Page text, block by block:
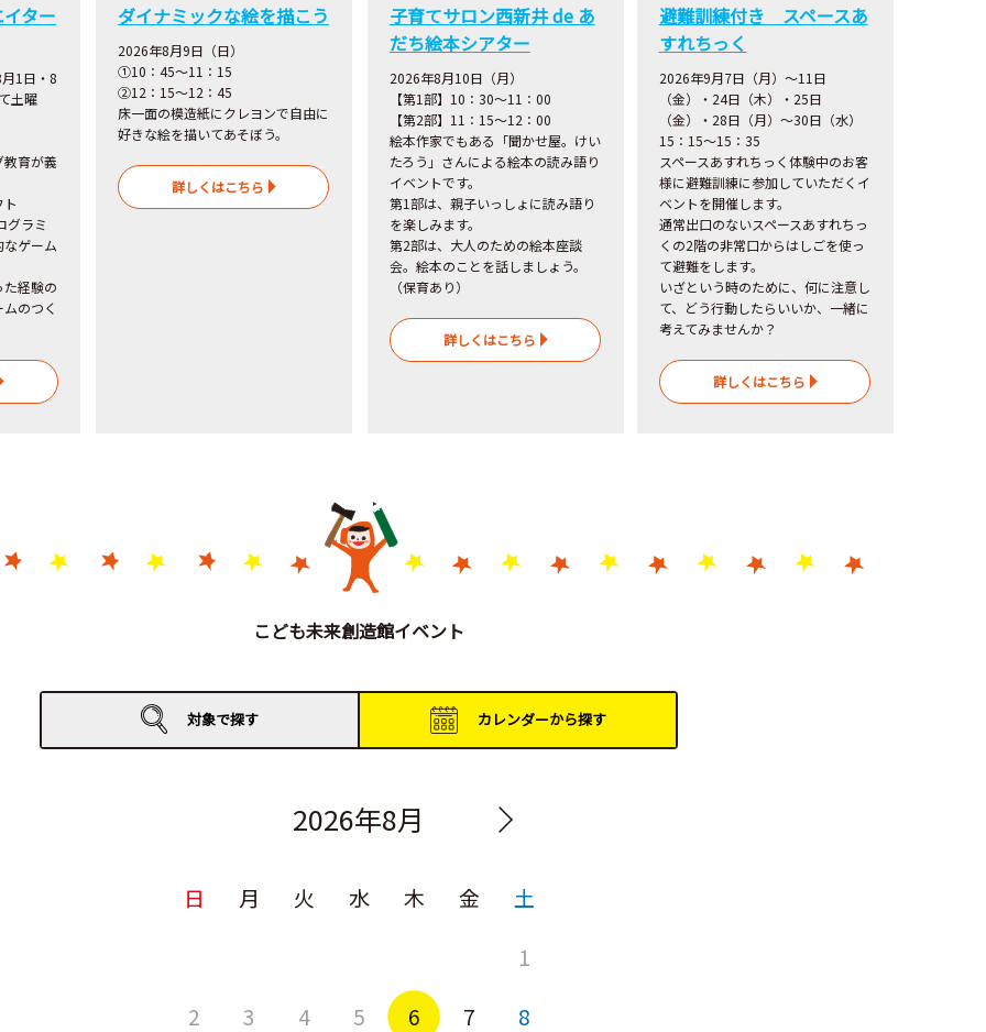
ター
1日・8
土曜
育が義
グラミ
ゲーム
経験の
のつく
ダイナミックな絵を描こう
2026年8月9日（日）
①10：45～11：15
②12：15～12：45
床一面の模造紙にクレヨンで自由に
好きな絵を描いてあそぼう。
詳しくはこちら
子育てサロン西新井 de あ
だち絵本シアター
2026年8月10日（月）
【第1部】10：30～11：00
【第2部】11：15～12：00
絵本作家でもある「聞かせ屋。けい
たろう」さんによる絵本の読み語り
イベントです。
第1部は、親子いっしょに読み語り
を楽しみます。
第2部は、大人のための絵本座談
会。絵本のことを話しましょう。
（保育あり）
詳しくはこちら
避難訓練付き スペースあ
すれちっく
2026年9月7日（月）～11日
（金）・24日（木）・25日
（金）・28日（月）～30日（水）
15：15～15：35
スペースあすれちっく体験中のお客
様に避難訓練に参加していただくイ
ベントを開催します。
通常出口のないスペースあすれちっ
くの2階の非常口からはしごを使っ
て避難をします。
いざという時のために、何に注意し
て、どう行動したらいいか、一緒に
考えてみませんか？
詳しくはこちら
こども未来創造館イベント
対象で探す カレンダーから探す
2026年8月
日 月 火 水 木 金
土
1
2
3 4 5 6 7
8